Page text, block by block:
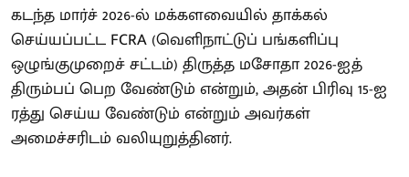
கடந்த மார்ச் 2026-ல் மக்களவையில் தாக்கல்
செய்யப்பட்ட FCRA (வெளிநாட்டுப் பங்களிப்பு
ஒழுங்குமுறைச் சட்டம்) திருத்த மசோதா 2026-ஐத்
திரும்பப் பெற வேண்டும் என்றும், அதன் பிரிவு 15-ஐ
ரத்து செய்ய வேண்டும் என்றும் அவர்கள்
அமைச்சரிடம் வலியுறுத்தினர்.